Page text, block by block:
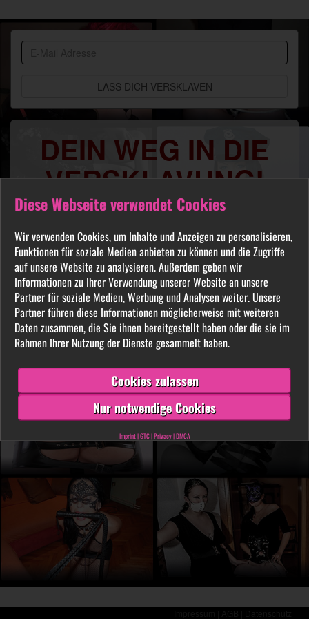
Diese Webseite verwendet Cookies
Wir verwenden Cookies, um Inhalte und Anzeigen zu personalisieren,
Funktionen für soziale Medien anbieten zu können und die Zugriffe
auf unsere Website zu analysieren. Außerdem geben wir
Informationen zu Ihrer Verwendung unserer Website an unsere
Partner für soziale Medien, Werbung und Analysen weiter. Unsere
Partner führen diese Informationen möglicherweise mit weiteren
Daten zusammen, die Sie ihnen bereitgestellt haben oder die sie im
Rahmen Ihrer Nutzung der Dienste gesammelt haben.
Cookies zulassen
Nur notwendige Cookies
Imprint|GTC|Privacy|DMCA
DEIN WEG IN DIE
VERSKLAVUNG!
Du sehnst Dich danach benutzt, manipuliert,
FETISCH ist in unserer Community willkommen
und auch Du wirst hier Deine Herrin finden, die
Dich Schritt für Schritt in das Sklavenleben deiner
Träume führt. Lebe deine dunkelsten Fantasien
LIVE vor der Cam aus. Finde unter tausenden
privaten SM- und Fetischvideos deine dominante
Lady und genieße die Leidenschaft, die Leiden
schafft!